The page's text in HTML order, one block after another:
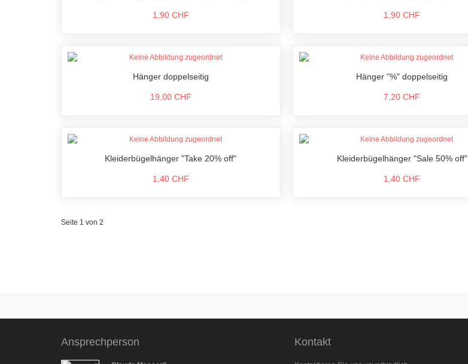
1,90 CHF 1,90 CHF
Hänger doppelseitig
19,00 CHF
Hänger "%" doppelseitig
7,20 CHF
Kleiderbügelhänger "Take 20% off"
1,40 CHF
Kleiderbügelhänger "Sale 50% off"
1,40 CHF
Seite 1 von 2
Ansprechperson Kontakt